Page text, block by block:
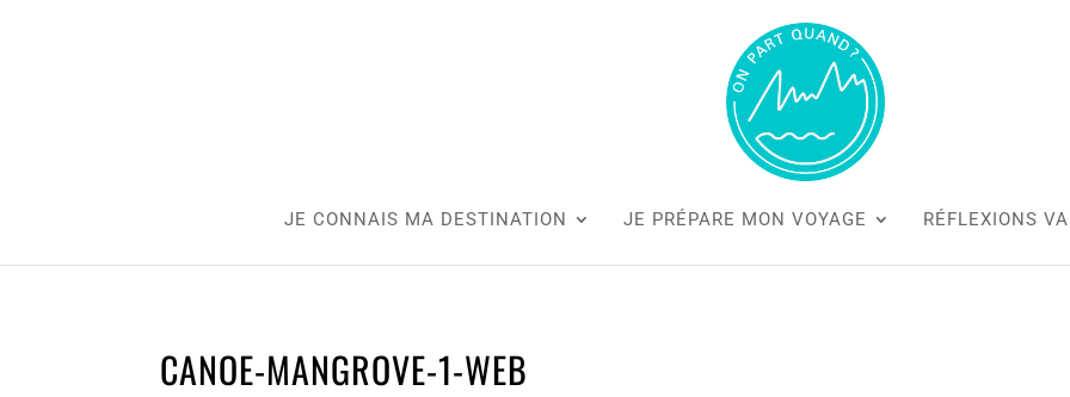
JE CONNAIS MA DESTINATION JE PRÉPARE MON VOYAGE RÉFLEXIONS
CANOE-MANGROVE-1-WEB